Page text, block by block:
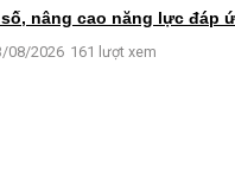
nâng cao năng lực đáp
08/2026 161 lượt xem